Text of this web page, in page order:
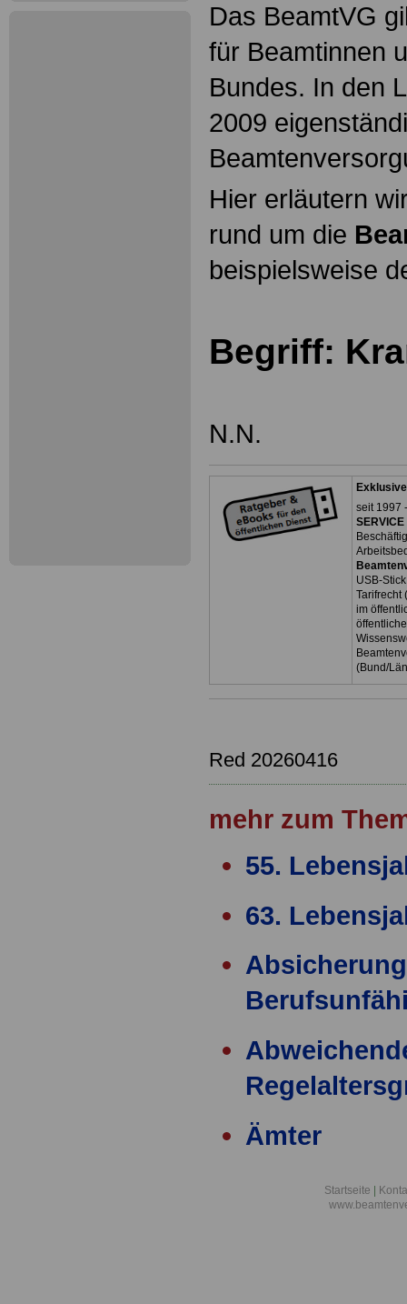
Das BeamtVG
für Beamtinnen
Bundes. In den
2009
Hier erläutern
rund um die
beispielsweise
Begriff:
N.N.
seit 1997
USB-
Tarifrecht
im
(Bund/
Red 20260416
mehr zum
55.
63.
Ämter
Startseite